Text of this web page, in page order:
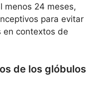
menos 24 meses,
para evitar
en contextos de
de los glóbulos